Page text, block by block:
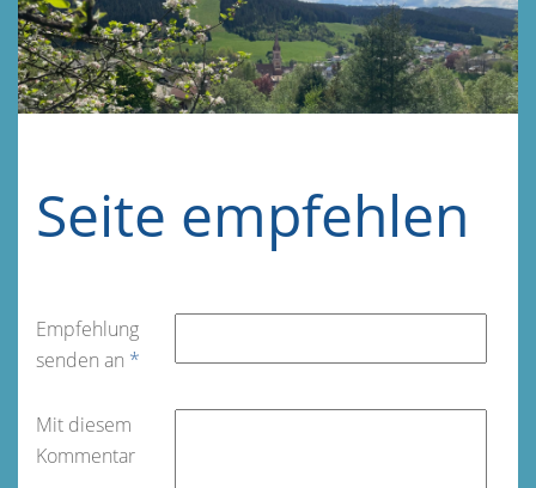
Seite empfehlen
Empfehlung
senden an *
Mit diesem
Kommentar